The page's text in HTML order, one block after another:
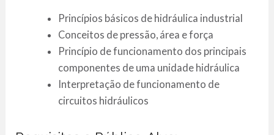
Princípios básicos de hidráulica industrial
Conceitos de pressão, área e força
Princípio de funcionamento dos principais
componentes de uma unidade hidráulica
Interpretação de funcionamento de
circuitos hidráulicos